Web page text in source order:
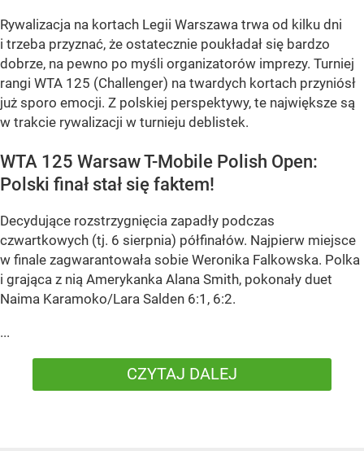
Rywalizacja na kortach Legii Warszawa trwa od kilku dni
i trzeba przyznać, że ostatecznie poukładał się bardzo
dobrze, na pewno po myśli organizatorów imprezy. Turniej
rangi WTA 125 (Challenger) na twardych kortach przyniósł
już sporo emocji. Z polskiej perspektywy, te największe są
w trakcie rywalizacji w turnieju deblistek.
WTA 125 Warsaw T-Mobile Polish Open:
Polski finał stał się faktem!
Decydujące rozstrzygnięcia zapadły podczas
czwartkowych (tj. 6 sierpnia) półfinałów. Najpierw miejsce
w finale zagwarantowała sobie Weronika Falkowska. Polka
i grająca z nią Amerykanka Alana Smith, pokonały duet
Naima Karamoko/Lara Salden 6:1, 6:2.
...
CZYTAJ DALEJ